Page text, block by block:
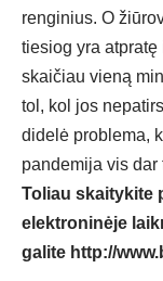
renginius. O
tiesiog yra
skaičiau vieną
tol, kol jos
didelė problema,
pandemija vis dar
Toliau skaitykite
elektroninėje
galite http://